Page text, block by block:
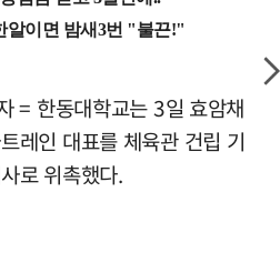
= 한동대학교는 3일 효암채
레인 대표를 체육관 건립 기
로 위촉했다.